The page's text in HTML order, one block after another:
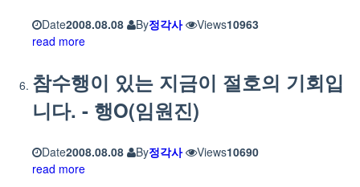
Date2008.08.08 By정각사 Views10963
read more
참수행이 있는 지금이 절호의 기회입
니다. - 행O(임원진)
Date2008.08.08 By정각사 Views10690
read more